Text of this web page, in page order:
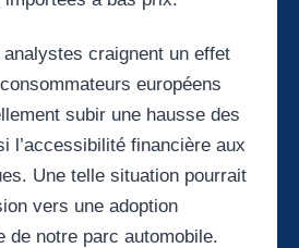
craignent un effet
européens
subir une hausse des
l’accessibilité financière aux
Une telle situation pourrait
vers une adoption
de notre parc automobile.